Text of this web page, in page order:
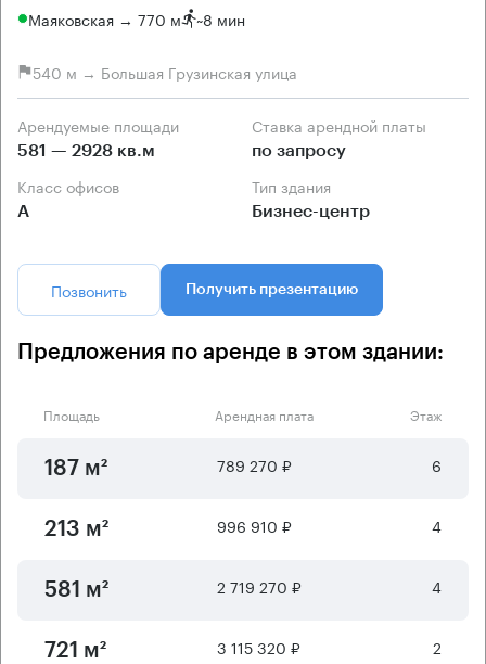
Маяковская → 770 м ~8 мин
540 м → Большая Грузинская улица
Арендуемые площади
581 — 2928 кв.м
Ставка арендной платы
по запросу
Класс офисов
А
Тип здания
Бизнес-центр
Позвонить Получить презентацию
Предложения по аренде в этом здании:
Площадь Арендная плата Этаж
187 м² 789 270 ₽ 6
213 м² 996 910 ₽ 4
581 м² 2 719 270 ₽ 4
721 м² 3 115 320 ₽ 2